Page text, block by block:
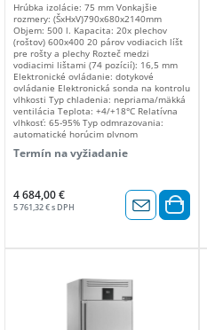
Hrúbka izolácie: 75 mm Vonkajšie
rozmery: (ŠxHxV)790x680x2140mm
Objem: 500 l. Kapacita: 20x plechov
(roštov) 600x400 20 párov vodiacich líšt
pre rošty a plechy Rozteč medzi
vodiacimi lištami (74 pozícií): 16,5 mm
Elektronické ovládanie: dotykové
ovládanie Elektronická sonda na kontrolu
vlhkosti Typ chladenia: nepriama/mäkká
ventilácia Teplota: +4/+18°C Relatívna
vlhkosť: 65-95% Typ odmrazovania:
automatické horúcim plynom
automatické Maximálny príkon: 1390 W
trieda: 5 Tropikalizovaná verzia (až do
teploty prostredia 43 ° C) LED svetlo
Termín na vyžiadanie
4 684,00 €
5 761,32 € s DPH